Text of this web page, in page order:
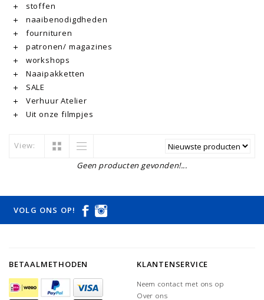
stoffen
naaibenodigdheden
fournituren
patronen/ magazines
workshops
Naaipakketten
SALE
Verhuur Atelier
Uit onze filmpjes
View:
Geen producten gevonden!...
VOLG ONS OP!
BETAALMETHODEN KLANTENSERVICE
Neem contact met ons op
Over ons